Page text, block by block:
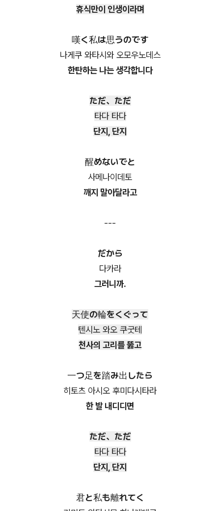
휴식만이 인생이라며
嘆く私は思うのです
나게쿠 와타시와 오모우노데스
한탄하는 나는 생각합니다
ただ、ただ
타다 타다
단지, 단지
醒めないでと
사메나이데토
깨지 말아달라고
---
だから
다카라
그러니까.
天使の輪をくぐって
텐시노 와오 쿠굿테
천사의 고리를 뚫고
一つ足を踏み出したら
히토츠 아시오 후미다시타라
한 발 내디디면
ただ、ただ
타다 타다
단지, 단지
君と私も離れてく